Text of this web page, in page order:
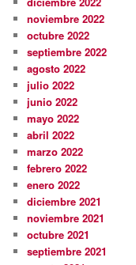
noviembre 2022
octubre 2022
septiembre 2022
agosto 2022
julio 2022
junio 2022
mayo 2022
abril 2022
marzo 2022
febrero 2022
enero 2022
diciembre 2021
noviembre 2021
octubre 2021
septiembre 2021